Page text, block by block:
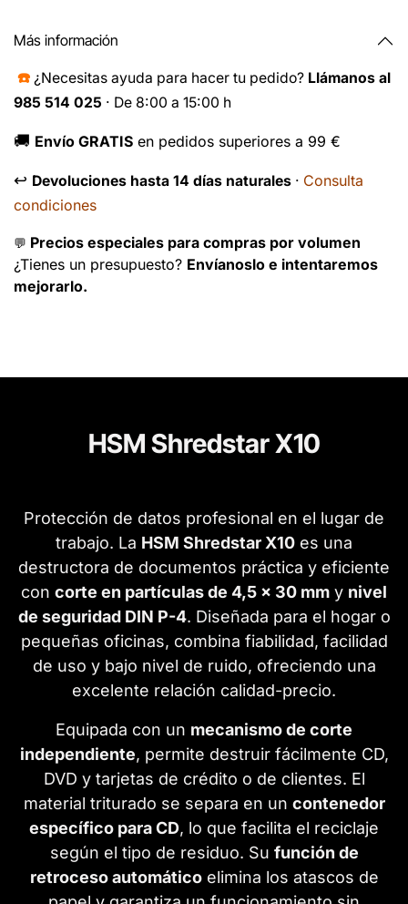
Más información
☎️ ¿Necesitas ayuda para hacer tu pedido? Llámanos al
985 514 025 · De 8:00 a 15:00 h
🚚 Envío GRATIS en pedidos superiores a 99 €
↩️ Devoluciones hasta 14 días naturales · Consulta
condiciones
💬 Precios especiales para compras por volumen
¿Tienes un presupuesto? Envíanoslo e intentaremos
mejorarlo.
HSM Shredstar X10
Protección de datos profesional en el lugar de
trabajo. La HSM Shredstar X10 es una
destructora de documentos práctica y eficiente
con corte en partículas de 4,5 x 30 mm y nivel
de seguridad DIN P-4. Diseñada para el hogar o
pequeñas oficinas, combina fiabilidad, facilidad
de uso y bajo nivel de ruido, ofreciendo una
excelente relación calidad-precio.
Equipada con un mecanismo de corte
independiente, permite destruir fácilmente CD,
DVD y tarjetas de crédito o de clientes. El
material triturado se separa en un contenedor
específico para CD, lo que facilita el reciclaje
según el tipo de residuo. Su función de
retroceso automáticoelimina los atascos de